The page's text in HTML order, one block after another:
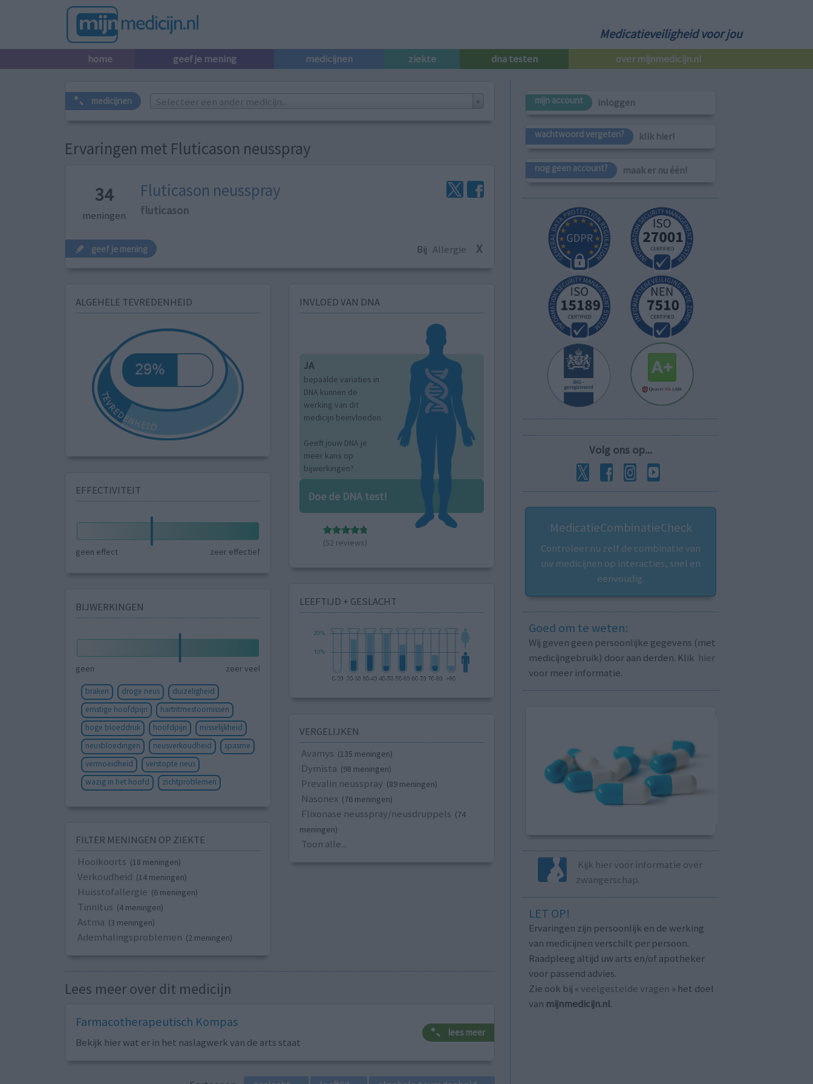
Medicatieveiligheid voor jou
home geef je mening medicijnen ziekte dna testen over mijnmedicijn.nl
medicijnen Selecteer een ander medicijn...
Ervaringen met Fluticason neusspray
34
meningen
Fluticason neusspray
fluticason
geef je mening Bij Allergie X
ALGEHELE TEVREDENHEID
EFFECTIVITEIT
geen effect zeer effectief
BIJWERKINGEN
geen zeer veel
braken droge neus
duizeligheid
ernstige hoofdpijn
hartritmestoornissen
hoge bloeddruk
hoofdpijn
misselijkheid
neusbloedingen
neusverkoudheid
spasme
vermoeidheid
verstopte neus
wazig in het hoofd
zichtproblemen
FILTER MENINGEN OP ZIEKTE
Hooikoorts (18 meningen)
Verkoudheid (14 meningen)
Huisstofallergie (6 meningen)
Tinnitus (4 meningen)
Astma (3 meningen)
Ademhalingsproblemen (2 meningen)
INVLOED VAN DNA
JA
bepaalde variaties in
DNA kunnen de
werking van dit
medicijn beïnvloeden.
Geeft jouw DNA je
meer kans op
bijwerkingen?
Doe de DNA test!
(52 reviews)
LEEFTIJD + GESLACHT
VERGELIJKEN
Avamys (135 meningen)
Dymista (98 meningen)
Prevalin neusspray (89 meningen)
Nasonex (76 meningen)
Flixonase neusspray/neusdruppels (74
meningen)
Toon alle...
Lees meer over dit medicijn
Farmacotherapeutisch Kompas
Bekijk hier wat er in het naslagwerk van de arts staat
lees meer
mijn account inloggen
wachtwoord vergeten? klik hier!
nog geen account? maak er nu één!
Volg ons op...
MedicatieCombinatieCheck
Controleer nu zelf de combinatie van
uw medicijnen op interacties, snel en
eenvoudig.
Goed om te weten:
Wij geven geen persoonlijke gegevens (met
medicijngebruik) door aan derden. Klik hier
voor meer informatie.
Kijk hier voor informatie over
zwangerschap.
LET OP!
Ervaringen zijn persoonlijk en de werking
van medicijnen verschilt per persoon.
Raadpleeg altijd uw arts en/of apotheker
voor passend advies.
Zie ook bij « veelgestelde vragen » het doel
van mijnmedicijn.nl.